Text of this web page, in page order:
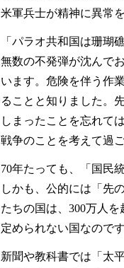
米軍兵士が精神に異常
「パラオ共和国は珊瑚
無数の不発弾が沈んで
います。危険を伴う作
ることと知りました。
しまったことを忘れて
戦争のことを考えて過
70年たっても、「国民
しかも、公的には「先
たちの国は、300万人
定められない国なのです
新聞や教科書では「太